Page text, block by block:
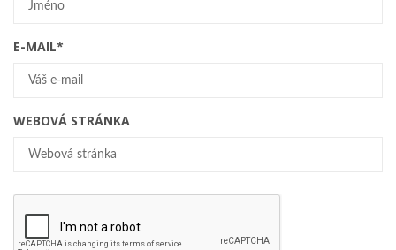
E-MAIL*
WEBOVÁ STRÁNKA